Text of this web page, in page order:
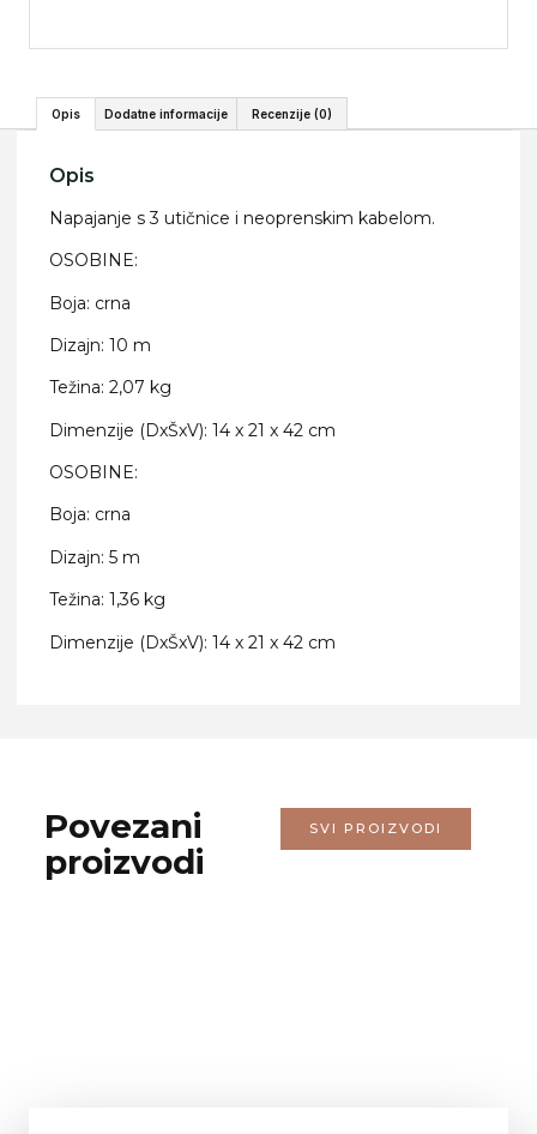
Opis Dodatne informacije Recenzije (0)
Opis
Napajanje s 3 utičnice i neoprenskim kabelom.
OSOBINE:
Boja: crna
Dizajn: 10 m
Težina: 2,07 kg
Dimenzije (DxŠxV): 14 x 21 x 42 cm
OSOBINE:
Boja: crna
Dizajn: 5 m
Težina: 1,36 kg
Dimenzije (DxŠxV): 14 x 21 x 42 cm
Povezani
proizvodi
SVI PROIZVODI